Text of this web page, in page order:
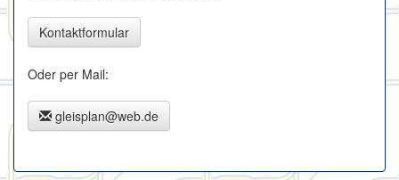
Kontaktformular
Oder per Mail:
gleisplan@web.de